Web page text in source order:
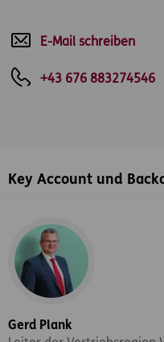
E-Mail schreiben
+43 676 883274546
Key Account und
Gerd Plank